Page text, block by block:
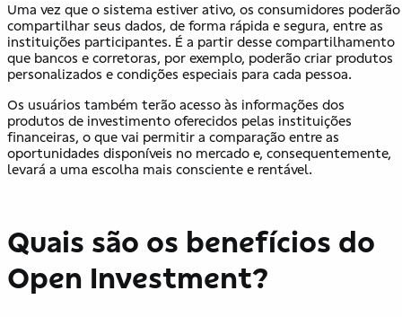
Uma vez que o sistema estiver ativo, os consumidores poderão
compartilhar seus dados, de forma rápida e segura, entre as
instituições participantes. É a partir desse compartilhamento
que bancos e corretoras, por exemplo, poderão criar produtos
personalizados e condições especiais para cada pessoa.
Os usuários também terão acesso às informações dos
produtos de investimento oferecidos pelas instituições
financeiras, o que vai permitir a comparação entre as
oportunidades disponíveis no mercado e, consequentemente,
levará a uma escolha mais consciente e rentável.
Quais são os benefícios do
Open Investment?